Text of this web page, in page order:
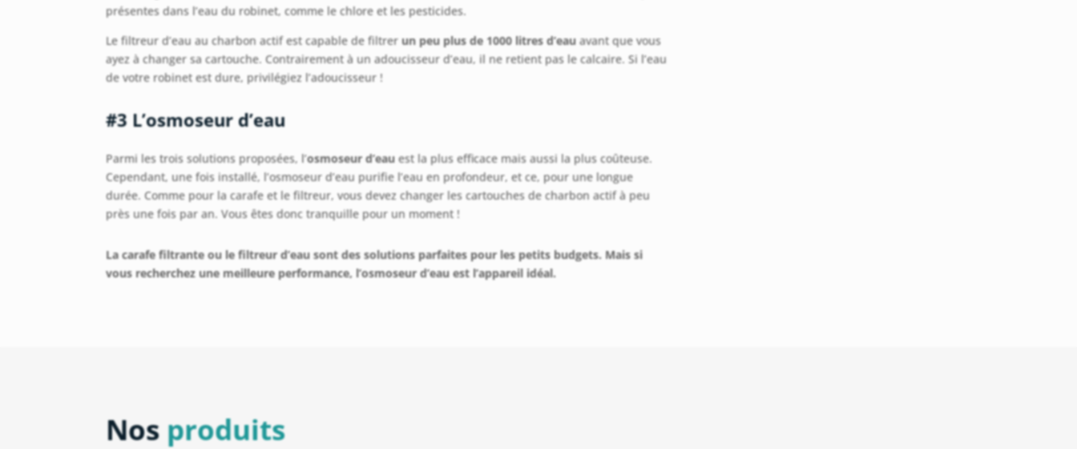
présentes dans l’eau du robinet, comme le chlore et les pesticides.
Le filtreur d’eau au charbon actif est capable de filtrer un peu plus de 1000 litres d’eau avant que vous
ayez à changer sa cartouche. Contrairement à un adoucisseur d’eau, il ne retient pas le calcaire. Si l’eau
de votre robinet est dure, privilégiez l’adoucisseur !
#3 L’osmoseur d’eau
Parmi les trois solutions proposées, l’osmoseur d’eau est la plus efficace mais aussi la plus coûteuse.
Cependant, une fois installé, l’osmoseur d’eau purifie l’eau en profondeur, et ce, pour une longue
durée. Comme pour la carafe et le filtreur, vous devez changer les cartouches de charbon actif à peu
près une fois par an. Vous êtes donc tranquille pour un moment !
La carafe filtrante ou le filtreur d’eau sont des solutions parfaites pour les petits budgets. Mais si
vous recherchez une meilleure performance, l’osmoseur d’eau est l’appareil idéal.
Nos produits